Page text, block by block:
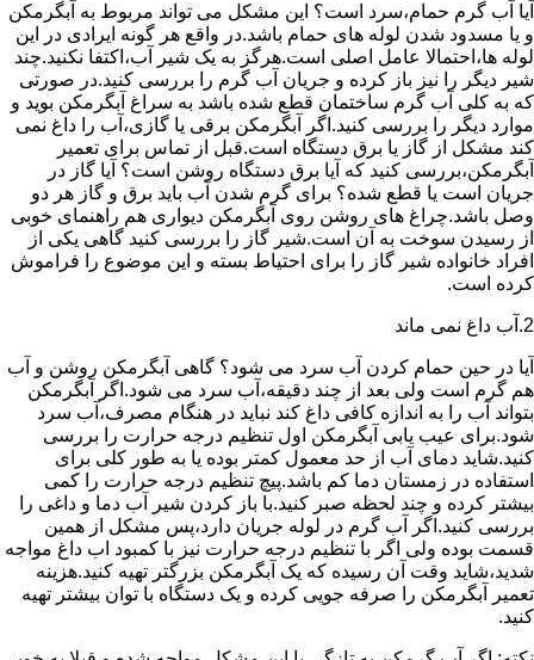
آیا آب گرم حمام،سرد است؟ این مشکل می تواند مربوط به آبگرمکن
و یا مسدود شدن لوله های حمام باشد.در واقع هر گونه ایرادی در این
لوله ها،احتمالا عامل اصلی است.هرگز به یک شیر آب،اکتفا نکنید.چند
شیر دیگر را نیز باز کرده و جریان آب گرم را بررسی کنید.در صورتی
که به کلی آب گرم ساختمان قطع شده باشد به سراغ آبگرمکن بوید و
موارد دیگر را بررسی کنید.اگر آبگرمکن برقی یا گازی،آب را داغ نمی
کند مشکل از گاز یا برق دستگاه است.قبل از تماس برای تعمیر
آبگرمکن،بررسی کنید که آیا برق دستگاه روشن است؟ آیا گاز در
جریان است یا قطع شده؟ برای گرم شدن آب باید برق و گاز هر دو
وصل باشد.چراغ های روشن روی آبگرمکن دیواری هم راهنمای خوبی
از رسیدن سوخت به آن است.شیر گاز را بررسی کنید گاهی یکی از
افراد خانواده شیر گاز را برای احتیاط بسته و این موضوع را فراموش
کرده است.
2.آب داغ نمی ماند
آیا در حین حمام کردن آب سرد می شود؟ گاهی آبگرمکن روشن و آب
هم گرم است ولی بعد از چند دقیقه،آب سرد می شود.اگر آبگرمکن
بتواند آب را به اندازه کافی داغ کند نباید در هنگام مصرف،آب سرد
شود.برای عیب یابی آبگرمکن اول تنظیم درجه حرارت را بررسی
کنید.شاید دمای آب از حد معمول کمتر بوده یا به طور کلی برای
استفاده در زمستان دما کم باشد.پیچ تنظیم درجه حرارت را کمی
بیشتر کرده و چند لحظه صبر کنید.با باز کردن شیر آب دما و داغی را
بررسی کنید.اگر آب گرم در لوله جریان دارد،پس مشکل از همین
قسمت بوده ولی اگر با تنظیم درجه حرارت نیز با کمبود اب داغ مواجه
شدید،شاید وقت آن رسیده که یک آبگرمکن بزرگتر تهیه کنید.هزینه
تعمیر آبگرمکن را صرفه جویی کرده و یک دستگاه با توان بیشتر تهیه
کنید.